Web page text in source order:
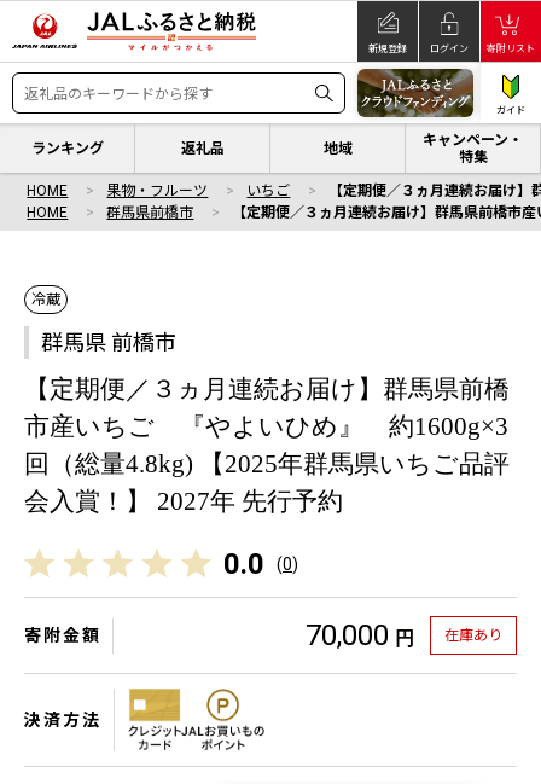
新規登録 ログイン 寄附リスト
ガイド
ランキング 返礼品 地域
キャンペーン・
特集
HOME 果物・フルーツ いちご
【定期便／３ヵ月連続お届け
HOME
群馬県前橋市 【定期便／３ヵ月連続お届け】群馬県前橋
冷蔵
群馬県 前橋市
【定期便／３ヵ月連続お届け】群馬県前橋
市産いちご 『やよいひめ』 約1600g×3
回（総量4.8kg) 【2025年群馬県いちご品評
会入賞！】 2027年 先行予約
0.0 (0)
寄附金額 70,000 円 在庫あり
決済方法